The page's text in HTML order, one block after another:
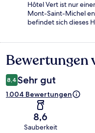
Hôtel Vert ist nur
Mont-Saint-Michel
befindet sich dieses
Bewertungen
Bewertungen
8,4 Sehr gut
1.004 Bewertungen
8,6
Sauberkeit